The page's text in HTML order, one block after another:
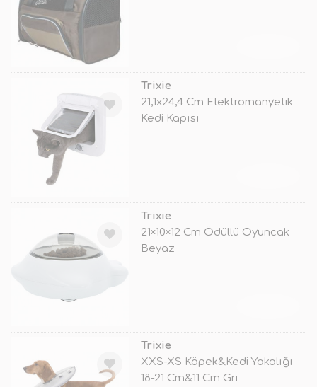
Trixie
21,1x24,4 Cm Elektromanyetik
Kedi Kapısı
Trixie
21×10×12 Cm Ödüllü Oyuncak
Beyaz
Trixie
XXS-XS Köpek&Kedi Yakalığı
18-21 Cm&11 Cm Gri